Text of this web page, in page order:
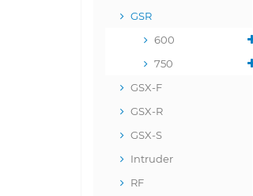
GSR
600
750
GSX-F
GSX-R
GSX-S
Intruder
RF